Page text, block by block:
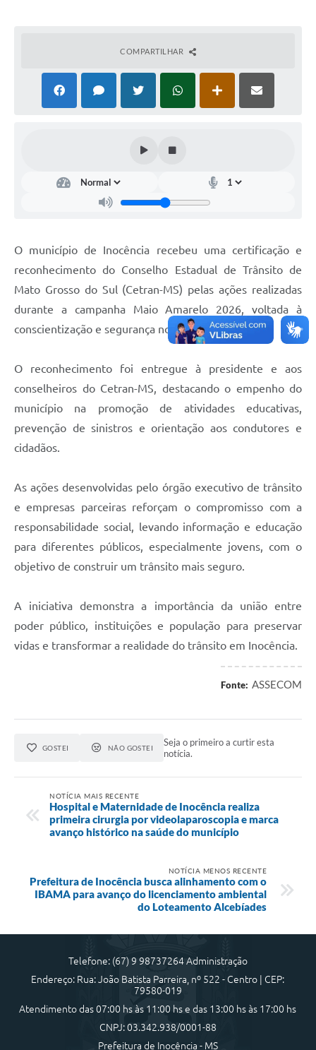
Plano de Capacitação
Instrumentos de Gestão - SAÚDE
Recursos Liberados
LGPD - Governo Digital
licenciamento ambiental
Perguntas e respostas frequentes
COMPARTILHAR
O município de Inocência recebeu uma certificação e
reconhecimento do Conselho Estadual de Trânsito de
Mato Grosso do Sul (Cetran-MS) pelas ações realizadas
durante a campanha Maio Amarelo 2026, voltada à
conscientização e segurança no trânsito.
O reconhecimento foi entregue à presidente e aos
conselheiros do Cetran-MS, destacando o empenho do
município na promoção de atividades educativas,
prevenção de sinistros e orientação aos condutores e
cidadãos.
As ações desenvolvidas pelo órgão executivo de trânsito
e empresas parceiras reforçam o compromisso com a
responsabilidade social, levando informação e educação
para diferentes públicos, especialmente jovens, com o
objetivo de construir um trânsito mais seguro.
A iniciativa demonstra a importância da união entre
poder público, instituições e população para preservar
vidas e transformar a realidade do trânsito em Inocência.
Fonte: ASSECOM
GOSTEI NÃO GOSTEI
Seja o primeiro a curtir esta
notícia.
NOTÍCIA MAIS RECENTE
Hospital e Maternidade de Inocência realiza
primeira cirurgia por videolaparoscopia e marca
avanço histórico na saúde do município
NOTÍCIA MENOS RECENTE
Prefeitura de Inocência busca alinhamento com o
IBAMA para avanço do licenciamento ambiental
do Loteamento Alcebíades
Telefone: (67) 9 98737264 Administração
Endereço: Rua: João Batista Parreira, nº 522 - Centro | CEP:
79580-019
Atendimento das 07:00 hs às 11:00 hs e das 13:00 hs às 17:00 hs
CNPJ: 03.342.938/0001-88
Prefeitura de Inocência - MS